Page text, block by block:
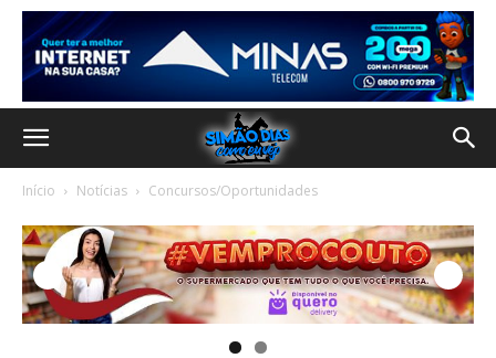
Início Notícias Concursos/Oportunidades